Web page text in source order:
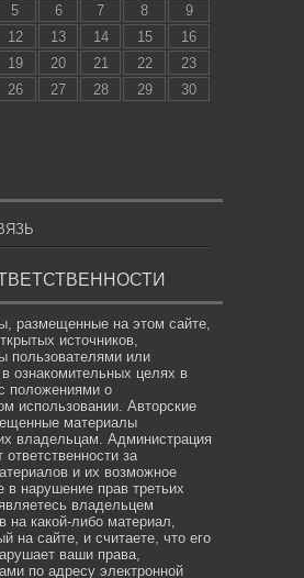
5 6 7 8
9
12 13 14 15
16
19 20 21 22
23
26 27 28 29
30
размещенные на этом сайте,
источников,
пользователями или
ознакомительных целях в
положениями о
использовании. Авторские
материалы
владельцам. Администрация
ответственности за
и их возможное
в нарушение прав третьих
владельцем
на какой-либо материал,
на сайте, и считаете, что его
ваши права,
по адресу электронной